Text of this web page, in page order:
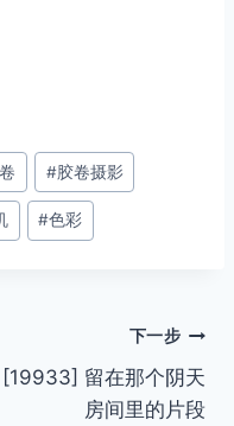
#胶卷摄影
#色彩
下一步
[19933] 留在那个阴天
房间里的片段